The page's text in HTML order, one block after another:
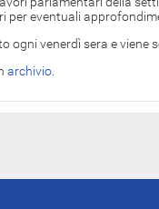
per eventuali
ogni venerdì sera e
archivio